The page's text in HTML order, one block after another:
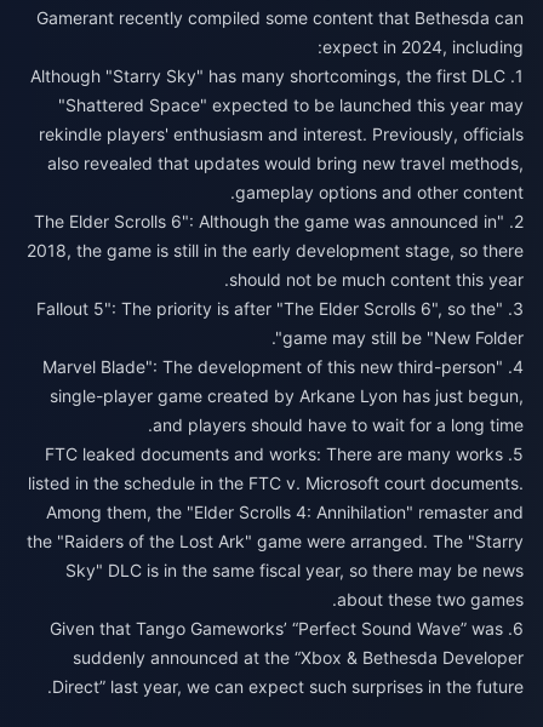
Gamerant recently compiled some content that Bethesda can
1. Although "Starry Sky" has many shortcomings, the first DLC
"Shattered Space" expected to be launched this year may
rekindle players' enthusiasm and interest. Previously, officials
also revealed that updates would bring new travel methods,
2. "The Elder Scrolls 6": Although the game was announced in
2018, the game is still in the early development stage, so there
3. "Fallout 5": The priority is after "The Elder Scrolls 6", so the
4. "Marvel Blade": The development of this new third-person
single-player game created by Arkane Lyon has just begun,
5. FTC leaked documents and works: There are many works
listed in the schedule in the FTC v. Microsoft court documents.
Among them, the "Elder Scrolls 4: Annihilation" remaster and
the "Raiders of the Lost Ark" game were arranged. The "Starry
Sky" DLC is in the same fiscal year, so there may be news
6. Given that Tango Gameworks’ “Perfect Sound Wave” was
suddenly announced at the “Xbox & Bethesda Developer
Direct” last year, we can expect such surprises in the future.